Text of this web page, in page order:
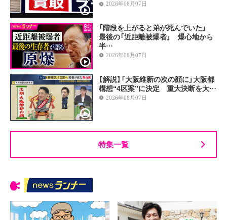
2026年08月07日
「階段を上がると弟が死んでいた」
最後の「近距離被爆者」 爆心地から
半…
2026年08月07日
【解説】「大阪維新の次の顔に」大阪都
構想“4区案”に決定 重大決断を大…
2026年08月07日
特集一覧